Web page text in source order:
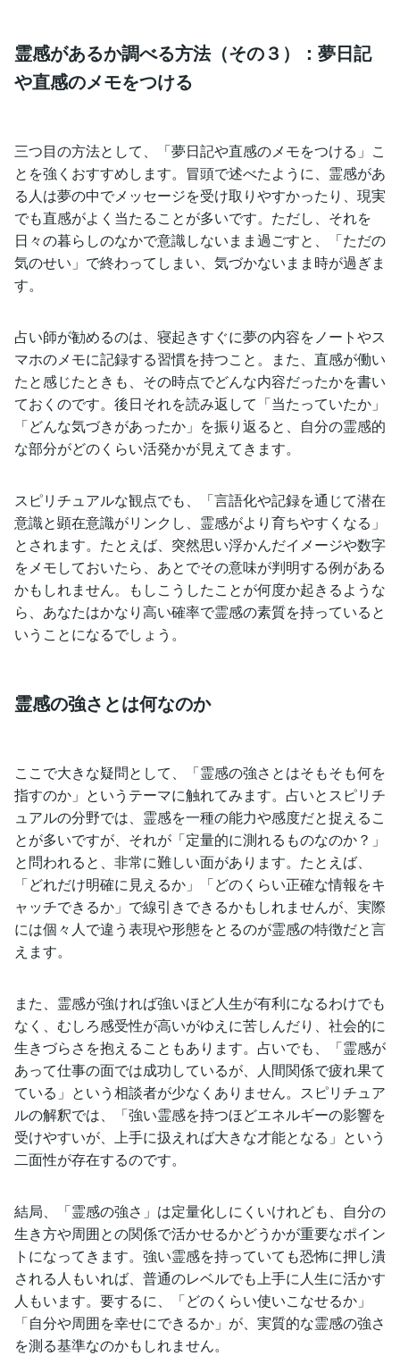
霊感があるか調べる方法（その３）：夢日記
や直感のメモをつける
三つ目の方法として、「夢日記や直感のメモをつける」こ
とを強くおすすめします。冒頭で述べたように、霊感があ
る人は夢の中でメッセージを受け取りやすかったり、現実
でも直感がよく当たることが多いです。ただし、それを
日々の暮らしのなかで意識しないまま過ごすと、「ただの
気のせい」で終わってしまい、気づかないまま時が過ぎま
す。
占い師が勧めるのは、寝起きすぐに夢の内容をノートやス
マホのメモに記録する習慣を持つこと。また、直感が働い
たと感じたときも、その時点でどんな内容だったかを書い
ておくのです。後日それを読み返して「当たっていたか」
「どんな気づきがあったか」を振り返ると、自分の霊感的
な部分がどのくらい活発かが見えてきます。
スピリチュアルな観点でも、「言語化や記録を通じて潜在
意識と顕在意識がリンクし、霊感がより育ちやすくなる」
とされます。たとえば、突然思い浮かんだイメージや数字
をメモしておいたら、あとでその意味が判明する例がある
かもしれません。もしこうしたことが何度か起きるような
ら、あなたはかなり高い確率で霊感の素質を持っていると
いうことになるでしょう。
霊感の強さとは何なのか
ここで大きな疑問として、「霊感の強さとはそもそも何を
指すのか」というテーマに触れてみます。占いとスピリチ
ュアルの分野では、霊感を一種の能力や感度だと捉えるこ
とが多いですが、それが「定量的に測れるものなのか？」
と問われると、非常に難しい面があります。たとえば、
「どれだけ明確に見えるか」「どのくらい正確な情報をキ
ャッチできるか」で線引きできるかもしれませんが、実際
には個々人で違う表現や形態をとるのが霊感の特徴だと言
えます。
また、霊感が強ければ強いほど人生が有利になるわけでも
なく、むしろ感受性が高いがゆえに苦しんだり、社会的に
生きづらさを抱えることもあります。占いでも、「霊感が
あって仕事の面では成功しているが、人間関係で疲れ果て
ている」という相談者が少なくありません。スピリチュア
ルの解釈では、「強い霊感を持つほどエネルギーの影響を
受けやすいが、上手に扱えれば大きな才能となる」という
二面性が存在するのです。
結局、「霊感の強さ」は定量化しにくいけれども、自分の
生き方や周囲との関係で活かせるかどうかが重要なポイン
トになってきます。強い霊感を持っていても恐怖に押し潰
される人もいれば、普通のレベルでも上手に人生に活かす
人もいます。要するに、「どのくらい使いこなせるか」
「自分や周囲を幸せにできるか」が、実質的な霊感の強さ
を測る基準なのかもしれません。